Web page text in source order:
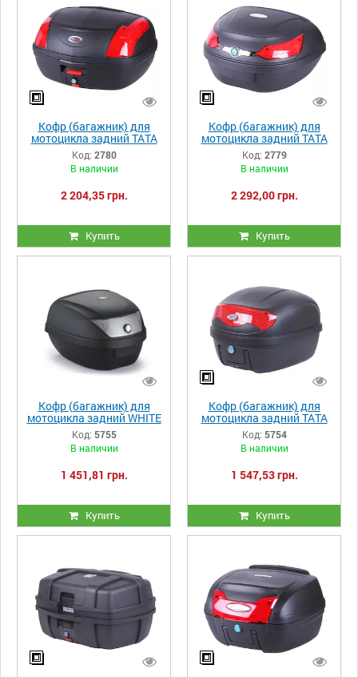
Кофр (багажник) для
мотоцикла задний ТАТА
YM-0889 (V-46L)
56×43×33 черный
Код: 2780
В наличии
2 204,35 грн.
Купить
Кофр (багажник) для
мотоцикла задний ТАТА
YM-0818 (V-51L)
59.5×44×32 черный
Код: 2779
В наличии
2 292,00 грн.
Купить
Кофр (багажник) для
мотоцикла задний WHITE
REF YM-0807 (V-28L)
39.5×39.5×30 черный
Код: 5755
В наличии
1 451,81 грн.
Купить
Кофр (багажник) для
мотоцикла задний ТАТА
YM-0808 (V- 29L)
39.5×39.5×30.5 черный с
красным
Код: 5754
В наличии
1 547,53 грн.
Купить